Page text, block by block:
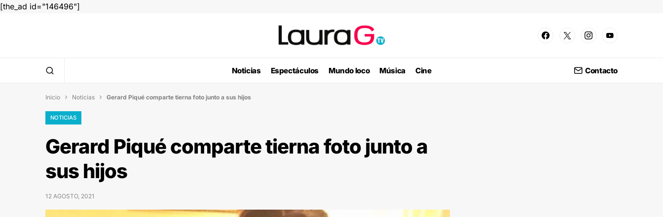
[the_ad id="146496"]
Noticias Espectáculos Mundo loco Música Cine Contacto
Inicio  Noticias  Gerard Piqué comparte tierna foto junto a sus hijos
NOTICIAS
Gerard Piqué comparte tierna foto junto a
sus hijos
12 AGOSTO, 2021